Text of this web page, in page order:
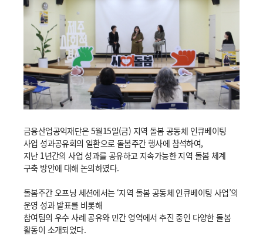
금융산업공익재단은 5월15일(금) 지역 돌봄 공동체 인큐베이팅
사업 성과공유회의 일환으로 돌봄주간 행사에 참석하여,
지난 1년간의 사업 성과를 공유하고 지속가능한 지역 돌봄 체계
구축 방안에 대해 논의하였다.
돌봄주간 오프닝 세션에서는 ‘지역 돌봄 공동체 인큐베이팅 사업’의
운영 성과 발표를 비롯해
참여팀의 우수 사례 공유와 민간 영역에서 추진 중인 다양한 돌봄
활동이 소개되었다.